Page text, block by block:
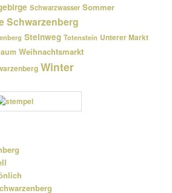
Schwarzwasser Sommer
Schwarzenberg
Steinweg Totenstein Unterer Markt
Weihnachtsmarkt
Winter